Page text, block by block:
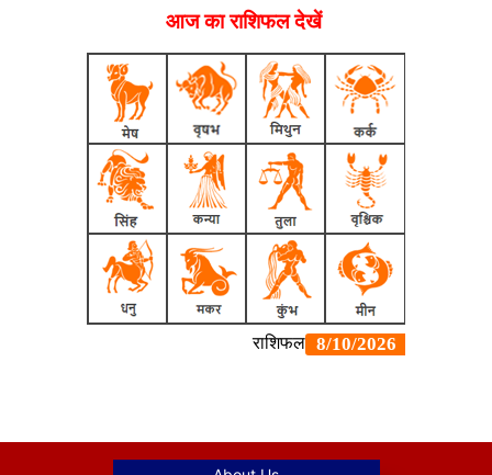
आज का राशिफल देखें